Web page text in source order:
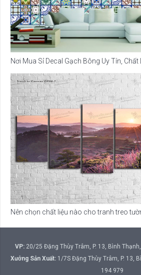
Nơi Mua Sỉ Decal Gạch Bông Uy Tín, Chất
Nên chọn chất liệu nào cho tranh treo
VP:20/25 Đặng Thùy Trâm, P. 13, Bình
Xưởng Sản Xuất: 1/7S Đặng Thùy Trâm, P. 13,
194 979